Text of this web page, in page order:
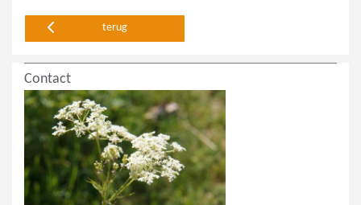
terug
Contact